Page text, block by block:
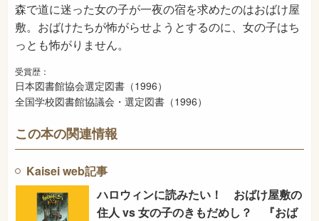
森で道に迷った女の子が一夜の宿を求めたのはおばけ屋
敷。おばけたちが怖がらせようとするのに、女の子はち
っとも怖がりません。
受賞歴：
日本図書館協会選定図書（1996）
全国学校図書館協議会・選定図書（1996）
この本の関連情報
Kaisei web記事
ハロウィンに読みたい！ おばけ屋敷の
住人 vs 女の子のきもだめし？ 『おば